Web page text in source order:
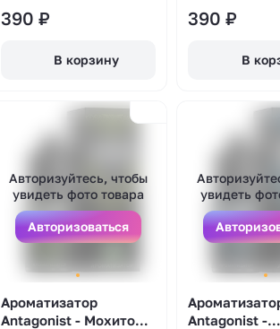
390 ₽
В корзину
390₽
В
Авторизуйтесь, чтобы
увидеть фото товара
Авторизоваться
Ароматизатор
Antagonist - Мохито
увидеть
Antagonist -